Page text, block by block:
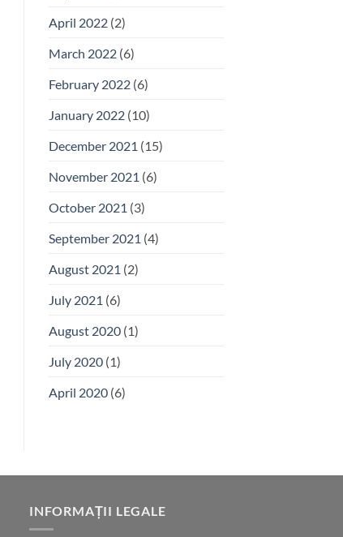
April 2022(2)
March 2022(6)
February 2022(6)
January 2022(10)
December 2021 (15)
November 2021 (6)
October 2021 (3)
September 2021 (4)
August 2021 (2)
July 2021 (6)
August 2020(1)
July 2020(1)
April 2020(6)
INFORMAȚII LEGALE